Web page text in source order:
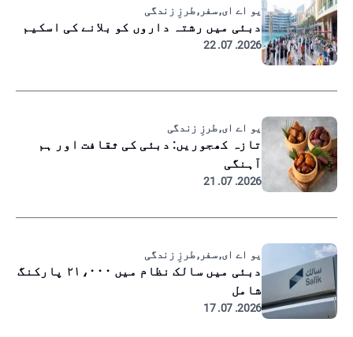
یو اے ای, سفر, طرزِ زندگی
دبئی میں رشتہ داروں کو بلانے کی اسکیم
2026. 07. 22
یو اے ای, طرزِ زندگی
تازہ کھجوریں: دبئی کی ثقافت اور ہم
آہنگی
2026. 07. 21
یو اے ای, سفر, طرزِ زندگی
دبئی میں سالک نظام میں ۲۱،۰۰۰ پارکنگ
شامل
2026. 07. 17